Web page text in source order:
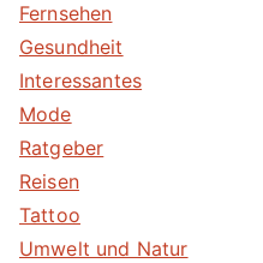
Fernsehen
Gesundheit
Interessantes
Mode
Ratgeber
Reisen
Tattoo
Umwelt und Natur